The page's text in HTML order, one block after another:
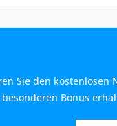
Sie den kostenlosen
besonderen Bonus